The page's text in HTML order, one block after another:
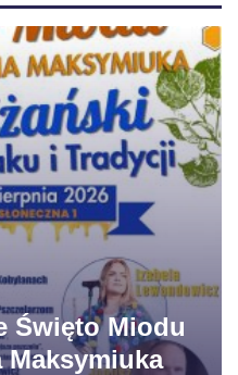
Święto Miodu
Maksymiuka